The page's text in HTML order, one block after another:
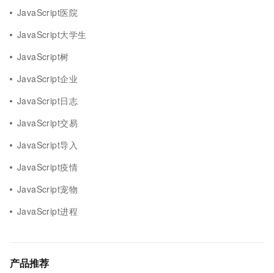
JavaScript医院
JavaScript大学生
JavaScript树
JavaScript企业
JavaScript日志
JavaScript交易
JavaScript导入
JavaScript疫情
JavaScript宠物
JavaScript进程
产品推荐